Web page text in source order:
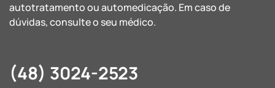
autotratamento ou automedicação. Em caso de
dúvidas, consulte o seu médico.
(48) 3024-2523